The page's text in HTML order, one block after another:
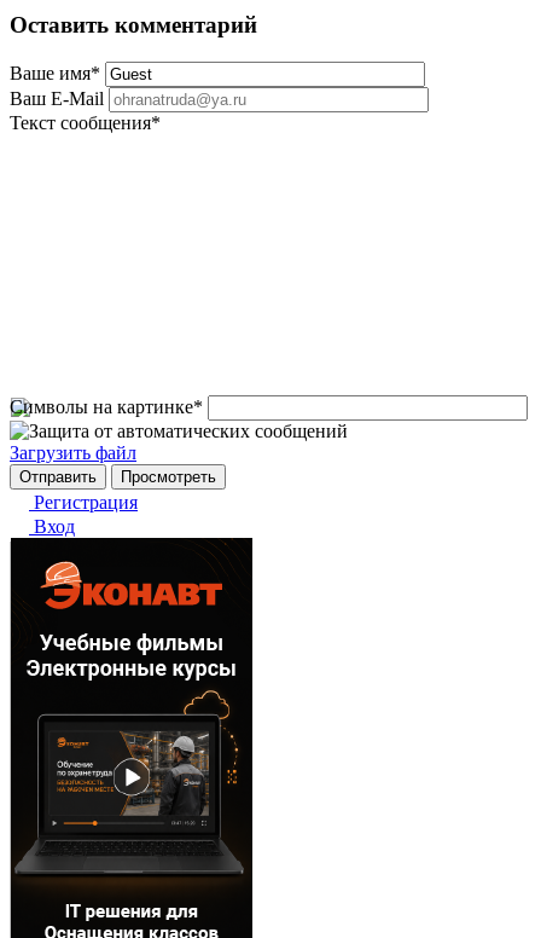
Оставить комментарий
Ваше имя*
Ваш E-Mail
Текст сообщения*
Символы на картинке*
Загрузить файл
Регистрация
Вход